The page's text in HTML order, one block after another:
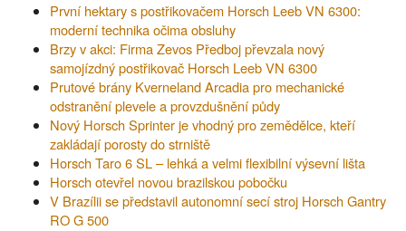
První hektary s postřikovačem Horsch Leeb VN 6300:
moderní technika očima obsluhy
Brzy v akci: Firma Zevos Předboj převzala nový
samojízdný postřikovač Horsch Leeb VN 6300
Prutové brány Kverneland Arcadia pro mechanické
odstranění plevele a provzdušnění půdy
Nový Horsch Sprinter je vhodný pro zemědělce, kteří
zakládají porosty do strniště
Horsch Taro 6 SL – lehká a velmi flexibilní výsevní lišta
Horsch otevřel novou brazilskou pobočku
V Brazílii se představil autonomní secí stroj Horsch Gantry
RO G 500